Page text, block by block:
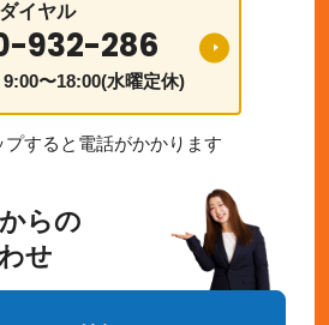
イヤル
932-286
9:00〜18:00(水曜定休)
プすると電話がかかります
らの
せ